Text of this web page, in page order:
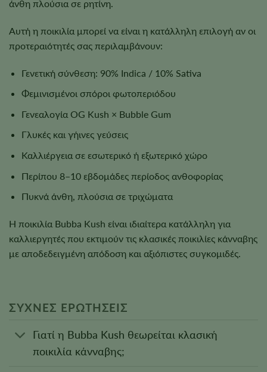
άνθη πλούσια σε ρητίνη.
Αυτή η ποικιλία μπορεί να είναι η κατάλληλη επιλογή αν οι
προτεραιότητές σας περιλαμβάνουν:
Γενετική σύνθεση: 90% Indica / 10% Sativa
Φεμινισμένοι σπόροι φωτοπεριόδου
Γενεαλογία OG Kush × Bubble Gum
Γλυκές και γήινες γεύσεις
Καλλιέργεια σε εσωτερικό ή εξωτερικό χώρο
Περίπου 8–10 εβδομάδες περίοδος ανθοφορίας
Πυκνά άνθη, πλούσια σε τριχώματα
Η ποικιλία Bubba Kush είναι ιδιαίτερα κατάλληλη για
καλλιεργητές που εκτιμούν τις κλασικές ποικιλίες κάνναβης
με αποδεδειγμένη απόδοση και αξιόπιστες συγκομιδές.
ΣΥΧΝΈΣ ΕΡΩΤΉΣΕΙΣ
Γιατί η Bubba Kush θεωρείται κλασική
ποικιλία κάνναβης;